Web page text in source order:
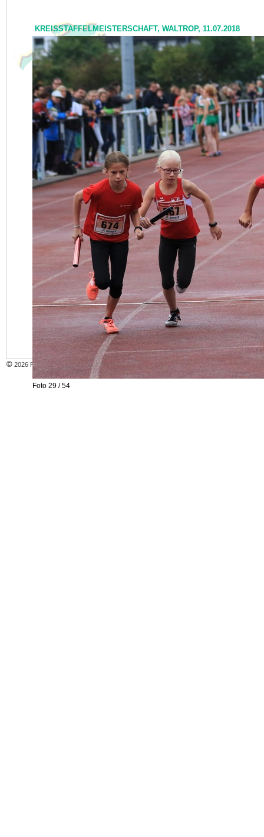
NEWS
KONTAKT
VERANSTALTUNGEN
TRAINING
DER VEREIN
SPORTSTÄTTEN
FOTOS
AKTUELL
ARCHIV
PRESSE
LINKS
IMPRESSUM
DATENSCHUTZ
INTERN
I<zurück
© 2026 Recklinghäuser Leichtathletik Club
KREISSTAFFELMEISTERSCHAFT, WALTROP, 11.07.2018
Foto 29 / 54